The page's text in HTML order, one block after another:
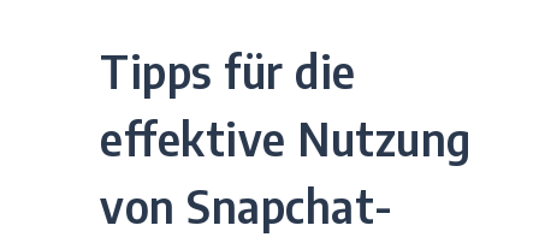
Tipps für die
effektive Nutzung
von Snapchat-